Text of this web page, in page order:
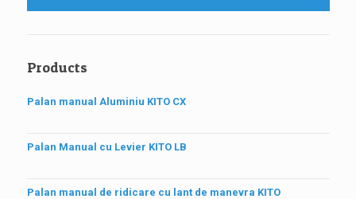
Products
Palan manual Aluminiu KITO CX
Palan Manual cu Levier KITO LB
Palan manual de ridicare cu lant de manevra KITO